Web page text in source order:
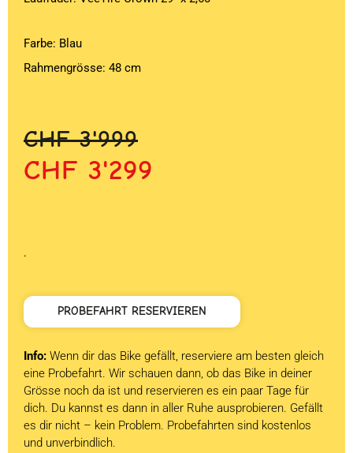
Farbe: Blau
Rahmengrösse: 48 cm
CHF3'999
Ursprünglicher
Preis
war:
CHF 3'299
Aktueller
Preis
ist:
.
PROBEFAHRT RESERVIEREN
Info: Wenn dir das Bike gefällt, reserviere am besten gleich
eine Probefahrt. Wir schauen dann, ob das Bike in deiner
Grösse noch da ist und reservieren es ein paar Tage für
dich. Du kannst es dann in aller Ruhe ausprobieren. Gefällt
es dir nicht – kein Problem. Probefahrten sind kostenlos
und unverbindlich.